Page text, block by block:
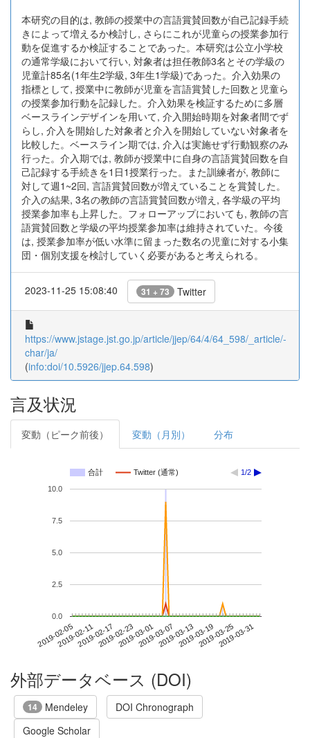
本研究の目的は, 教師の授業中の言語賞賛回数が自己記録手続
きによって増えるか検討し, さらにこれが児童らの授業参加行
動を促進するか検証することであった。本研究は公立小学校
の通常学級において行い, 対象者は担任教師3名とその学級の
児童計85名(1年生2学級, 3年生1学級)であった。介入効果の
指標として, 授業中に教師が児童を言語賞賛した回数と児童ら
の授業参加行動を記録した。介入効果を検証するために多層
ベースラインデザインを用いて, 介入開始時期を対象者間でず
らし, 介入を開始した対象者と介入を開始していない対象者を
比較した。ベースライン期では, 介入は実施せず行動観察のみ
行った。介入期では, 教師が授業中に自身の言語賞賛回数を自
己記録する手続きを1日1授業行った。また訓練者が, 教師に
対して週1~2回, 言語賞賛回数が増えていることを賞賛した。
介入の結果, 3名の教師の言語賞賛回数が増え, 各学級の平均
授業参加率も上昇した。フォローアップにおいても, 教師の言
語賞賛回数と学級の平均授業参加率は維持されていた。今後
は, 授業参加率が低い水準に留まった数名の児童に対する小集
団・個別支援を検討していく必要があると考えられる。
2023-11-25 15:08:40 31 + 73 Twitter
https://www.jstage.jst.go.jp/article/jjep/64/4/64_598/_article/-
char/ja/
(info:doi/10.5926/jjep.64.598)
言及状況
変動（ピーク前後） 変動（月別） 分布
合計 Twitter (通常) 1/2
2019-02-052019-02-112019-02-172019-02-232019-03-012019-03-072019-03-132019-03-192019-03-252019-03-31
0.0
2.5
5.0
7.5
10.0
外部データベース (DOI)
14 Mendeley
DOI Chronograph
Google Scholar